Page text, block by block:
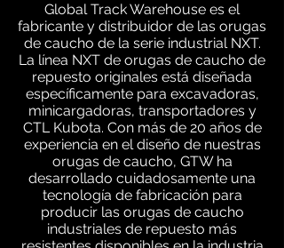
Global Track Warehouse es el
fabricante y distribuidor de las orugas
de caucho de la serie industrial NXT.
La línea NXT de orugas de caucho de
repuesto originales está diseñada
específicamente para excavadoras,
minicargadoras, transportadores y
CTL Kubota. Con más de 20 años de
experiencia en el diseño de nuestras
orugas de caucho, GTW ha
desarrollado cuidadosamente una
tecnología de fabricación para
producir las orugas de caucho
industriales de repuesto más